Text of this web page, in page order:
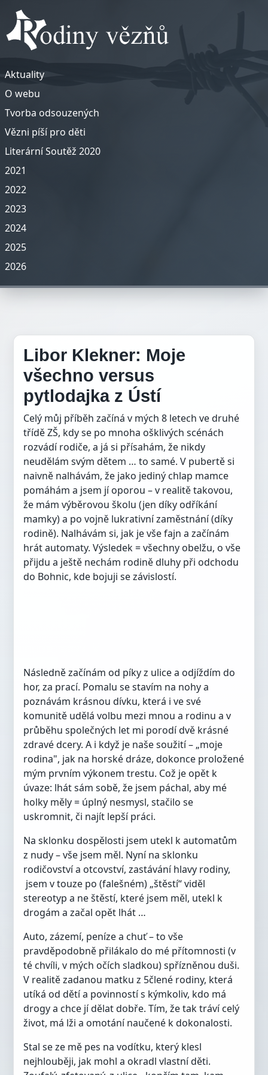
Aktuality
O webu
Tvorba odsouzených
Vězni píší pro děti
Literární Soutěž 2020
2021
2022
2023
2024
2025
2026
Libor Klekner: Moje
všechno versus
pytlodajka z Ústí
Celý můj příběh začíná v mých 8 letech ve druhé
třídě ZŠ, kdy se po mnoha ošklivých scénách
rozvádí rodiče, a já si přísahám, že nikdy
neudělám svým dětem … to samé. V pubertě si
naivně nalhávám, že jako jediný chlap mamce
pomáhám a jsem jí oporou – v realitě takovou,
že mám výběrovou školu (jen díky odříkání
mamky) a po vojně lukrativní zaměstnání (díky
rodině). Nalhávám si, jak je vše fajn a začínám
hrát automaty. Výsledek = všechny obelžu, o vše
přijdu a ještě nechám rodině dluhy při odchodu
do Bohnic, kde bojuji se závislostí.
Následně začínám od píky z ulice a odjíždím do
hor, za prací. Pomalu se stavím na nohy a
poznávám krásnou dívku, která i ve své
komunitě udělá volbu mezi mnou a rodinu a v
průběhu společných let mi porodí dvě krásné
zdravé dcery. A i když je naše soužití – „moje
rodina", jak na horské dráze, dokonce proložené
mým prvním výkonem trestu. Což je opět k
úvaze: lhát sám sobě, že jsem páchal, aby mé
holky měly = úplný nesmysl, stačilo se
uskromnit, či najít lepší práci.
Na sklonku dospělosti jsem utekl k automatům
z nudy – vše jsem měl. Nyní na sklonku
rodičovství a otcovství, zastávání hlavy rodiny,
jsem v touze po (falešném) „štěstí“ viděl
stereotyp a ne štěstí, které jsem měl, utekl k
drogám a začal opět lhát …
Auto, zázemí, peníze a chuť – to vše
pravděpodobně přilákalo do mé přítomnosti (v
té chvíli, v mých očích sladkou) spřízněnou duši.
V realitě zadanou matku z 5člené rodiny, která
utíká od dětí a povinností s kýmkoliv, kdo má
drogy a chce jí dělat dobře. Tím, že tak tráví celý
život, má lži a omotání naučené k dokonalosti.
Stal se ze mě pes na vodítku, který klesl
nejhlouběji, jak mohl a okradl vlastní děti.